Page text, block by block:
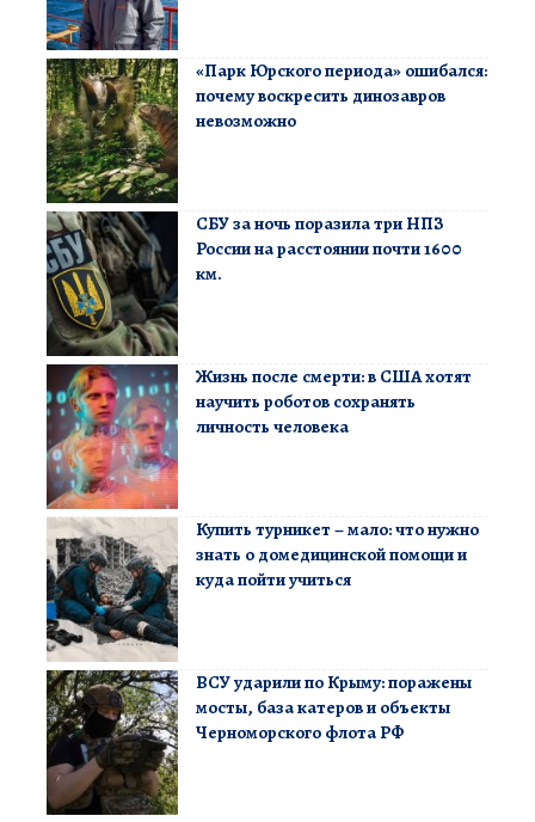
«Парк Юрского периода» ошибался:
почему воскресить динозавров
невозможно
СБУ за ночь поразила три НПЗ
России на расстоянии почти 1600
км.
Жизнь после смерти: в США хотят
научить роботов сохранять
личность человека
Купить турникет – мало: что нужно
знать о домедицинской помощи и
куда пойти учиться
ВСУ ударили по Крыму: поражены
мосты, база катеров и объекты
Черноморского флота РФ